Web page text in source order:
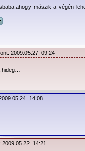
mászik-a végén
2009.05.27. 09:24
14:08
2009.05.22. 14:21